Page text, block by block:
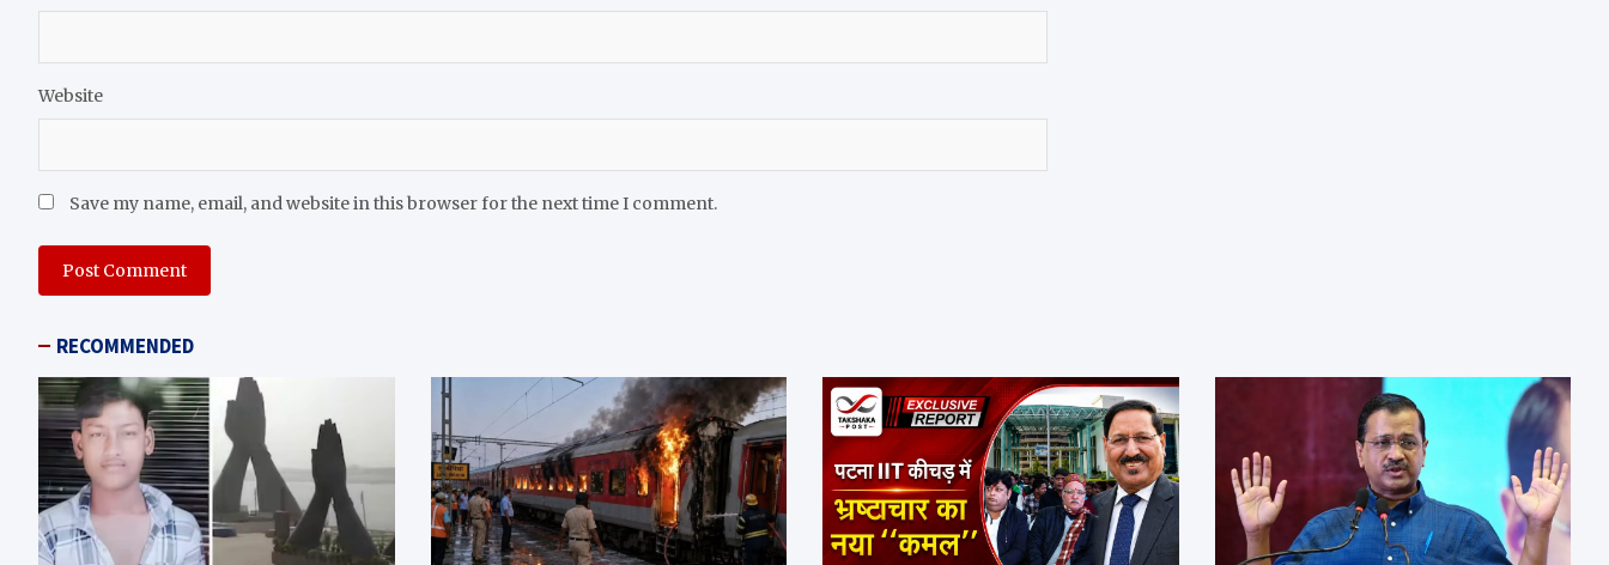
Website
Save my name, email, and website in this browser for the next time I comment.
RECOMMENDED